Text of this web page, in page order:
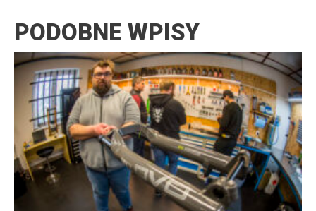
PODOBNE WPISY